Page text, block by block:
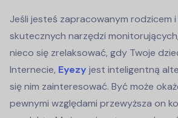
Jeśli jesteś zapracowanym rodzicem i
skutecznych narzędzi
nieco się zrelaksować, gdy Twoje
Internecie, Eyezy jest inteligentną
się nim zainteresować. Być może
pewnymi względami przewyższa on